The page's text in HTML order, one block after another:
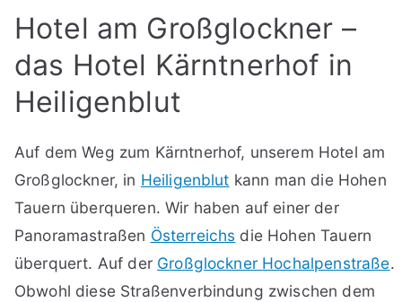
Hotel am Großglockner –
das Hotel Kärntnerhof in
Heiligenblut
Auf dem Weg zum Kärntnerhof, unserem Hotel am
Großglockner, in Heiligenblut kann man die Hohen
Tauern überqueren. Wir haben auf einer der
Panoramastraßen Österreichs die Hohen Tauern
überquert. Auf der Großglockner Hochalpenstraße.
Obwohl diese Straßenverbindung zwischen dem